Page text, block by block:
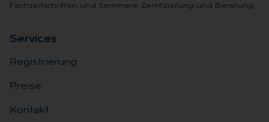
Fachzeitschriften und Seminare, Zertifizierung und Beratung.
Ser­vices
Registrierung
Preise
Kontakt